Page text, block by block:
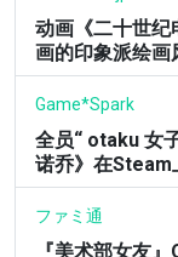
动画《二十世纪
画的印象派绘画
Game*Spark
全员“ otaku 女
诺乔》在Steam
ファミ通
『美术部女友